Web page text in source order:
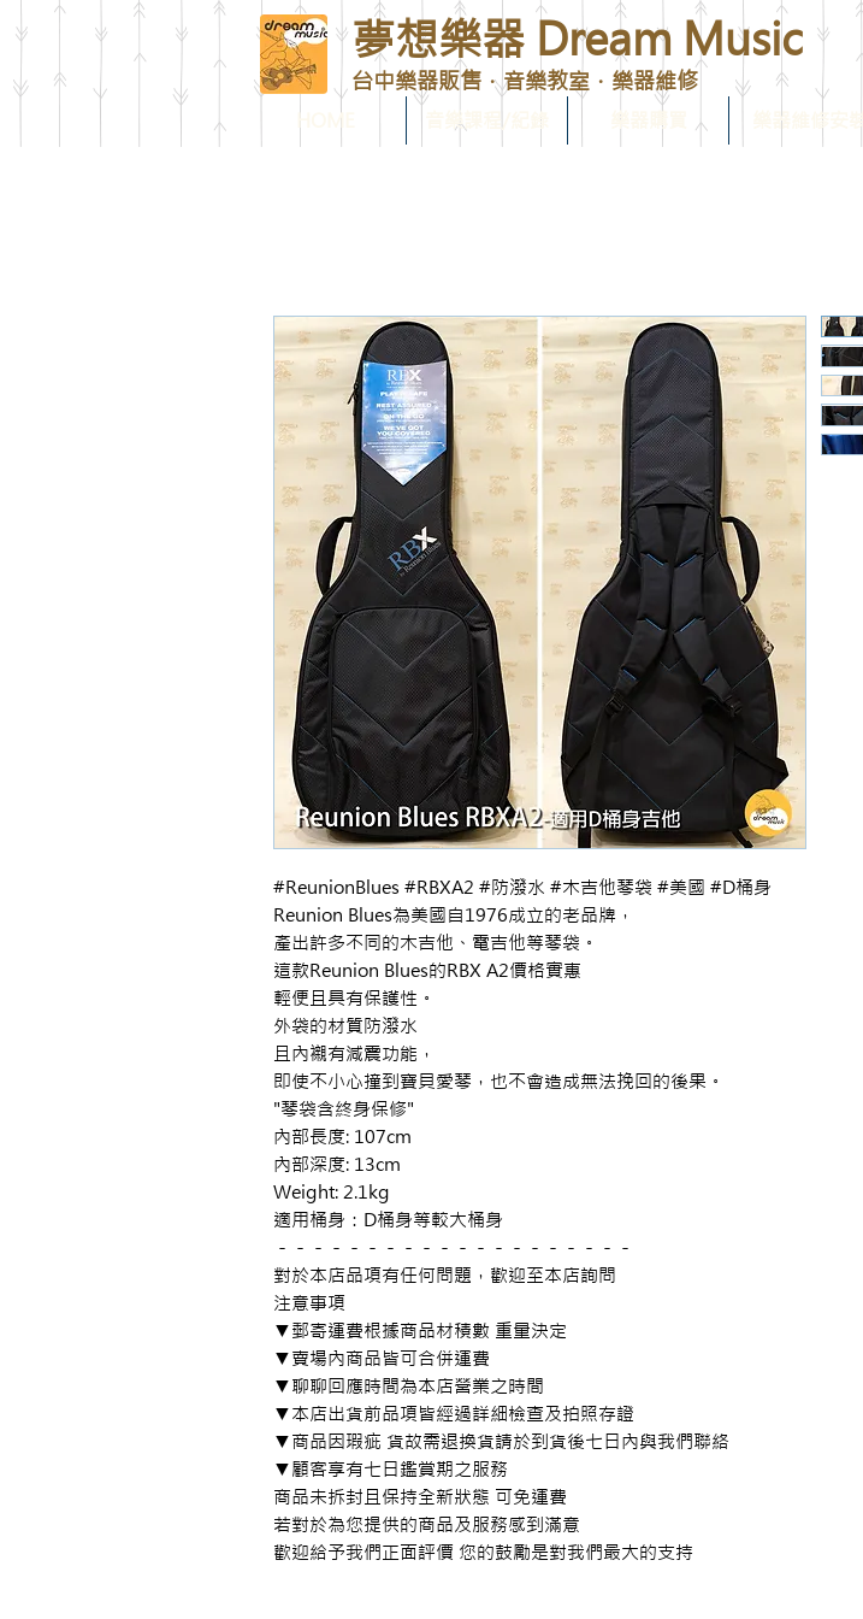
夢想樂器 Dream Music
台中樂器販售．音樂教室．樂器維修
音樂課程/紀錄 樂器購買 樂器維修安裝
#ReunionBlues #RBXA2 #防潑水 #木吉他琴袋 #美國 #D桶身
Reunion Blues為美國自1976成立的老品牌，
產出許多不同的木吉他、電吉他等琴袋。
這款Reunion Blues的RBX A2價格實惠
輕便且具有保護性。
外袋的材質防潑水
且內襯有減震功能，
即使不小心撞到寶貝愛琴，也不會造成無法挽回的後果。
"琴袋含終身保修"
內部長度: 107cm
內部深度: 13cm
Weight: 2.1kg
適用桶身：D桶身等較大桶身
－－－－－－－－－－－－－－－－－－－－
對於本店品項有任何問題，歡迎至本店詢問
注意事項
▼郵寄運費根據商品材積數 重量決定
▼賣場內商品皆可合併運費
▼聊聊回應時間為本店營業之時間
▼本店出貨前品項皆經過詳細檢查及拍照存證
▼商品因瑕疵 貨故需退換貨請於到貨後七日內與我們聯絡
▼顧客享有七日鑑賞期之服務
商品未拆封且保持全新狀態 可免運費
若對於為您提供的商品及服務感到滿意
歡迎給予我們正面評價 您的鼓勵是對我們最大的支持